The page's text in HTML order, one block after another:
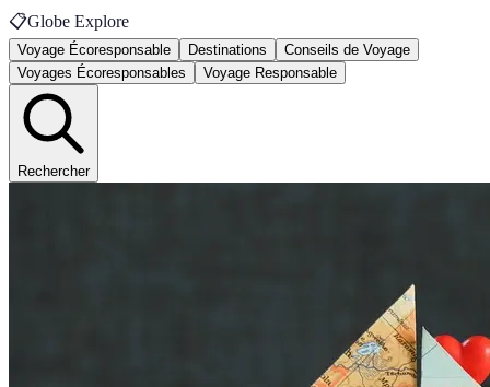
📋Globe Explore
Voyage Écoresponsable Destinations
Conseils de Voyage
Voyages Écoresponsables
Voyage Responsable
Rechercher